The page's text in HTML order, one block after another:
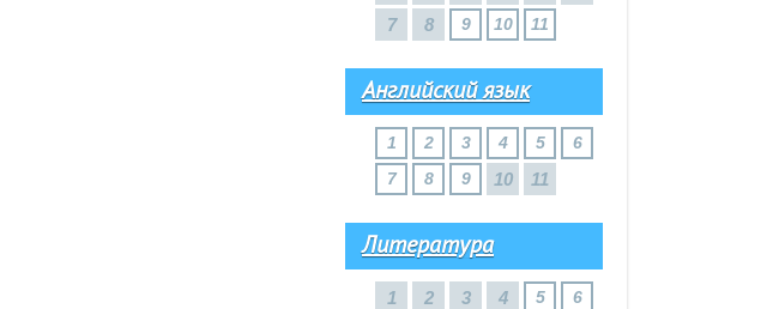
7
8 9 10 11
Английский язык
1 2 3 4 5
6
7
8 9 10 11
Литература
1 2 3 4 5
6